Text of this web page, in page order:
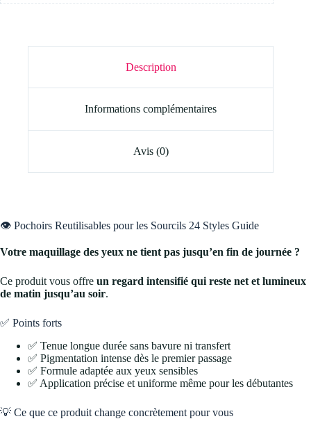
Description
Informations complémentaires
Avis (0)
👁️ Pochoirs Reutilisables pour les Sourcils 24 Styles Guide
Votre maquillage des yeux ne tient pas jusqu’en fin de journée ?
Ce produit vous offre un regard intensifié qui reste net et lumineux
de matin jusqu’au soir.
✅ Points forts
✅ Tenue longue durée sans bavure ni transfert
✅ Pigmentation intense dès le premier passage
✅ Formule adaptée aux yeux sensibles
✅ Application précise et uniforme même pour les débutantes
💡 Ce que ce produit change concrètement pour vous